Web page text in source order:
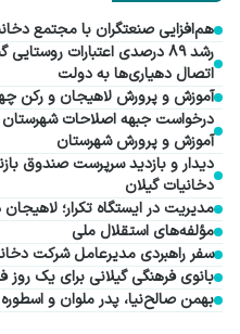
هم‌افزایی صنعتگران با مجتمع
رشد ۸۹ درصدی اعتبارات
اتصال دهیاری‌ها به دولت
آموزش و پرورش لاهیجان و رکن
درخواست جبهه اصلاحات شهرستان
آموزش و پرورش شهرستان
دیدار و بازدید سرپرست صندوق
دخانیات گیلان
مدیریت در ایستگاه تکرار؛
مؤلفه‌های استقلال ملی
سفر راهبردی مدیرعامل شرکت
بانوی فرهنگی گیلانی برای یک روز
بهمن صالح‌نیا، پدر ملوان و